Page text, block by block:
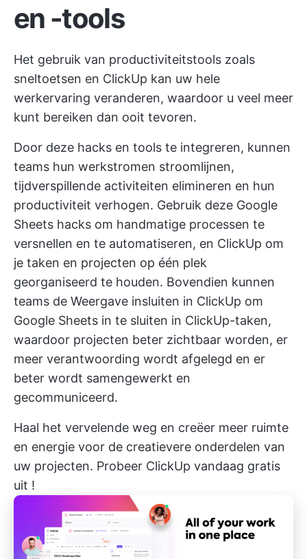
en -tools
Het gebruik van productiviteitstools zoals
sneltoetsen en ClickUp kan uw hele
werkervaring veranderen, waardoor u veel meer
kunt bereiken dan ooit tevoren.
Door deze hacks en tools te integreren, kunnen
teams hun werkstromen stroomlijnen,
tijdverspillende activiteiten elimineren en hun
productiviteit verhogen. Gebruik deze Google
Sheets hacks om handmatige processen te
versnellen en te automatiseren, en ClickUp om
je taken en projecten op één plek
georganiseerd te houden. Bovendien kunnen
teams de Weergave insluiten in ClickUp om
Google Sheets in te sluiten in ClickUp-taken,
waardoor projecten beter zichtbaar worden, er
meer verantwoording wordt afgelegd en er
beter wordt samengewerkt en
gecommuniceerd.
Haal het vervelende weg en creëer meer ruimte
en energie voor de creatievere onderdelen van
uw projecten. Probeer ClickUp vandaag gratis
uit !